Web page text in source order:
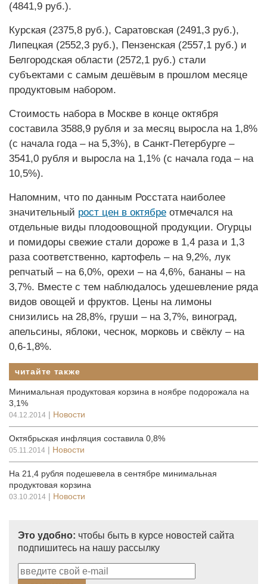
(4841,9 руб.).
Курская (2375,8 руб.), Саратовская (2491,3 руб.),
Липецкая (2552,3 руб.), Пензенская (2557,1 руб.) и
Белгородская области (2572,1 руб.) стали
субъектами с самым дешёвым в прошлом месяце
продуктовым набором.
Стоимость набора в Москве в конце октября
составила 3588,9 рубля и за месяц выросла на 1,8%
(с начала года – на 5,3%), в Санкт-Петербурге –
3541,0 рубля и выросла на 1,1% (с начала года – на
10,5%).
Напомним, что по данным Росстата наиболее
значительный рост цен в октябре отмечался на
отдельные виды плодоовощной продукции. Огурцы
и помидоры свежие стали дороже в 1,4 раза и 1,3
раза соответственно, картофель – на 9,2%, лук
репчатый – на 6,0%, орехи – на 4,6%, бананы – на
3,7%. Вместе с тем наблюдалось удешевление ряда
видов овощей и фруктов. Цены на лимоны
снизились на 28,8%, груши – на 3,7%, виноград,
апельсины, яблоки, чеснок, морковь и свёклу – на
0,6-1,8%.
читайте также
Минимальная продуктовая корзина в ноябре подорожала на
3,1%
04.12.2014 | Новости
Октябрьская инфляция составила 0,8%
05.11.2014 | Новости
На 21,4 рубля подешевела в сентябре минимальная
продуктовая корзина
03.10.2014 | Новости
Это удобно: чтобы быть в курсе новостей сайта
подпишитесь на нашу рассылку